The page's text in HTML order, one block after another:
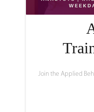
Join the Applied